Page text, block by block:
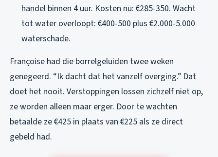
handel binnen 4 uur. Kosten nu: €285-350. Wacht
tot water overloopt: €400-500 plus €2.000-5.000
waterschade.
Françoise had die borrelgeluiden twee weken
genegeerd. “Ik dacht dat het vanzelf overging.” Dat
doet het nooit. Verstoppingen lossen zichzelf niet op,
ze worden alleen maar erger. Door te wachten
betaalde ze €425 in plaats van €225 als ze direct
gebeld had.